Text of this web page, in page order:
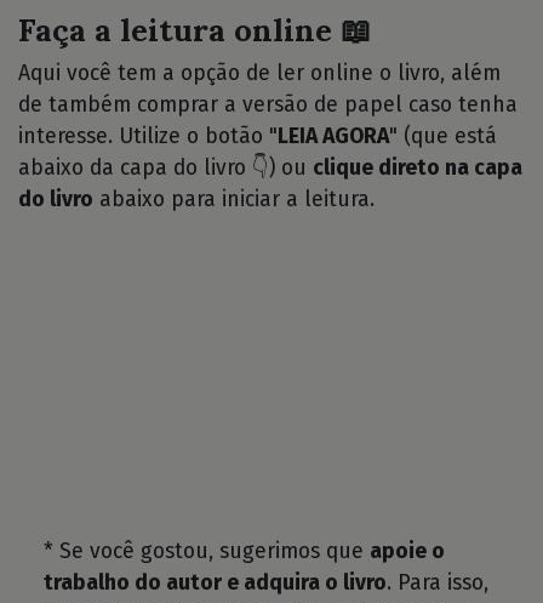
Faça a leitura online 📖
Aqui você tem a opção de ler online o livro, além
de também comprar a versão de papel caso tenha
interesse. Utilize o botão " LEIA AGORA" (que está
abaixo da capa do livro 👇) ou clique direto na capa
do livro abaixo para iniciar a leitura.
* Se você gostou, sugerimos que apoie o
trabalho do autor e adquira o livro. Para isso,